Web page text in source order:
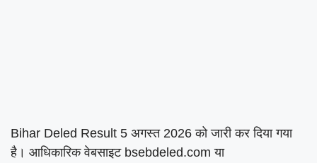
Bihar Deled Result 5 अगस्त 2026 को जारी कर दिया गया
है। आधिकारिक वेबसाइट bsebdeled.com या